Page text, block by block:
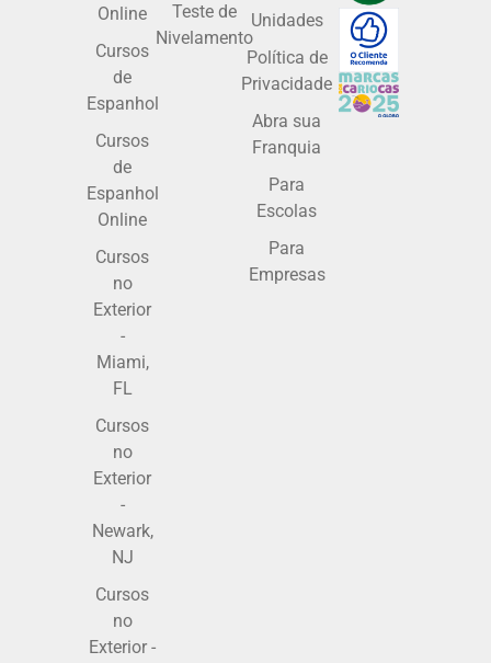
Online
Cursos
de
Espanhol
Cursos
de
Espanhol
Online
Cursos
no
Exterior
-
Miami,
FL
Cursos
no
Exterior
-
Newark,
NJ
Cursos
no
Exterior -
Teste de
Nivelamento
Unidades
Política de
Privacidade
Abra sua
Franquia
Para
Escolas
Para
Empresas